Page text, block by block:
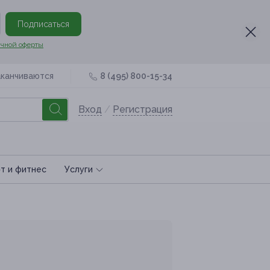
Подписаться
оферты
8 (495) 800-15-34
Вход / Регистрация
и фитнес Услуги